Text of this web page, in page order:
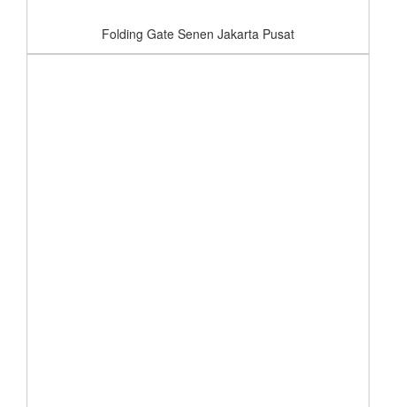
Folding Gate Senen Jakarta Pusat